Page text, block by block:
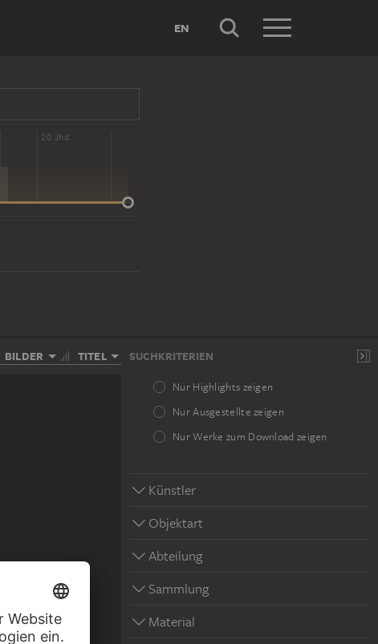
EN
20 Jhd
BILDER TITEL SUCHKRITERIEN
Nur Highlights zeigen
Nur Ausgestellte zeigen
Nur Werke zum Download zeigen
Künstler
Objektart
Abteilung
Sammlung
Material